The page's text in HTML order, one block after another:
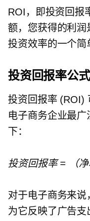
ROI，即投资回报
额，您获得的利
投资效率的一个简
投资回报率公式
投资回报率 (ROI)
电子商务企业最
下：
投资回报率 = （
对于电子商务来说
为它反映了广告